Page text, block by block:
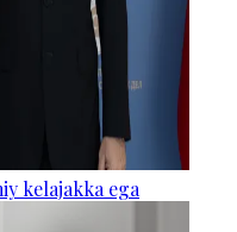
kelajakka ega